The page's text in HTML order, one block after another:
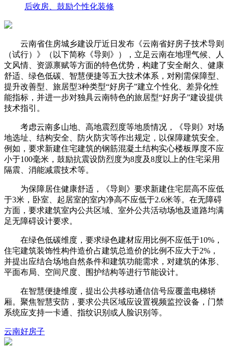
后收房、鼓励个性化装修
云南省住房城乡建设厅近日发布《云南省好房子技术导则
（试行）》（以下简称《导则》），立足云南在地理气候、人
文风情、资源禀赋等方面的特色优势，构建了安全耐久、健康
舒适、绿色低碳、智慧便捷等五大技术体系，对刚需保障型、
提升改善型、旅居型3种类型“好房子”建立个性化、差异化性
能指标，并进一步对独具云南特色的旅居型“好房子”建设提供
技术指引。
考虑云南多山地、高地震烈度等地质情况，《导则》对场
地选址、结构安全、防火防灾等作出规定，以保障建筑安全。
例如，要求新建住宅建筑的钢筋混凝土结构实心楼板厚度不应
小于100毫米，鼓励抗震设防烈度为8度及8度以上的住宅采用
隔震、消能减震技术等。
为保障居住健康舒适，《导则》要求新建住宅层高不应低
于3米，卧室、起居室的室内净高不应低于2.6米等。在无障碍
方面，要求建筑室内公共区域、室外公共活动场地及道路均满
足无障碍设计要求。
在绿色低碳维度，要求绿色建材应用比例不应低于10%，
住宅建筑装饰性构件造价占建筑总造价的比例不应大于2%，
并提出应结合场地自然条件和建筑功能需求，对建筑的体形、
平面布局、空间尺度、围护结构等进行节能设计。
在智慧便捷维度，提出公共移动通信信号应覆盖电梯轿
厢。聚焦智慧安防，要求公共区域应设置视频监控设备，门禁
系统应支持一卡通、指纹识别或人脸识别等。
云南好房子